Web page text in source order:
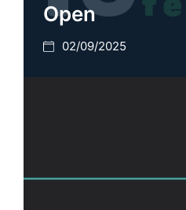
Open
02/09/2025